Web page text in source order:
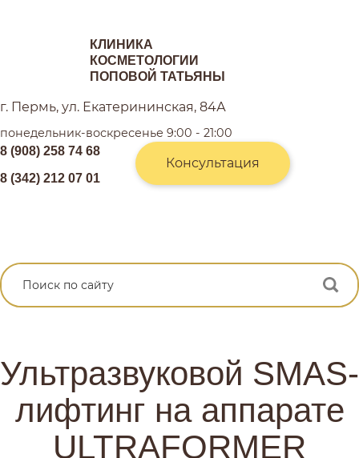
КЛИНИКА
КОСМЕТОЛОГИИ
ПОПОВОЙ ТАТЬЯНЫ
г. Пермь, ул. Екатерининская, 84А
понедельник-воскресенье 9:00 - 21:00
8 (908) 258 74 68
8 (342) 212 07 01
Консультация
Ультразвуковой SMAS-
лифтинг на аппарате
ULTRAFORMER